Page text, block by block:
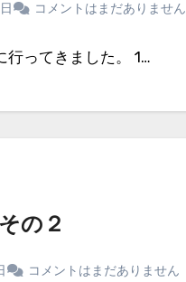
コメントはまだありません
行ってきました。 1…
の２
コメントはまだありません